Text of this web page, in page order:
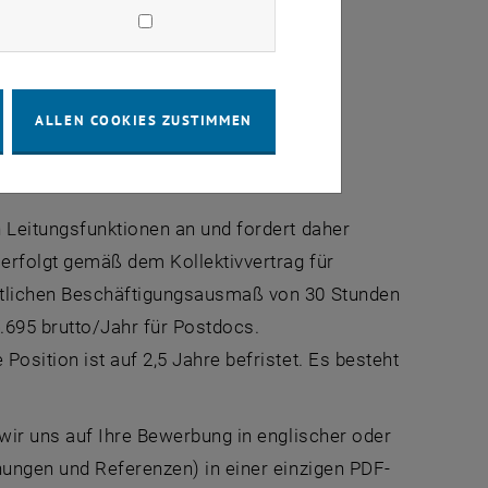
an und fordert daher
gemäß dem Kollektivvertrag für
Beschäftigungsausmaß von 30 Stunden
brutto/Jahr für Postdocs.
Position ist auf 2,5 Jahre befristet. Es besteht
uns auf Ihre Bewerbung in englischer oder
und Referenzen) in einer einzigen PDF-
ALLEN COOKIES ZUSTIMMEN